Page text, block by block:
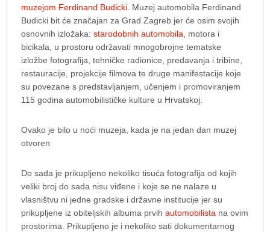
muzejom Ferdinand Budicki. Muzej automobila Ferdinand
Budicki bit će značajan za Grad Zagreb jer će osim svojih
osnovnih izložaka: starodobnih automobila, motora i
bicikala, u prostoru održavati mnogobrojne tematske
izložbe fotografija, tehničke radionice, predavanja i tribine,
restauracije, projekcije filmova te druge manifestacije koje
su povezane s predstavljanjem, učenjem i promoviranjem
115 godina automobilističke kulture u Hrvatskoj.
Ovako je bilo u noći muzeja, kada je na jedan dan muzej
otvoren
Do sada je prikupljeno nekoliko tisuća fotografija od kojih
veliki broj do sada nisu viđene i koje se ne nalaze u
vlasništvu ni jedne gradske i državne institucije jer su
prikupljene iz obiteljskih albuma prvih automobilista na ovim
prostorima. Prikupljeno je i nekoliko sati dokumentarnog